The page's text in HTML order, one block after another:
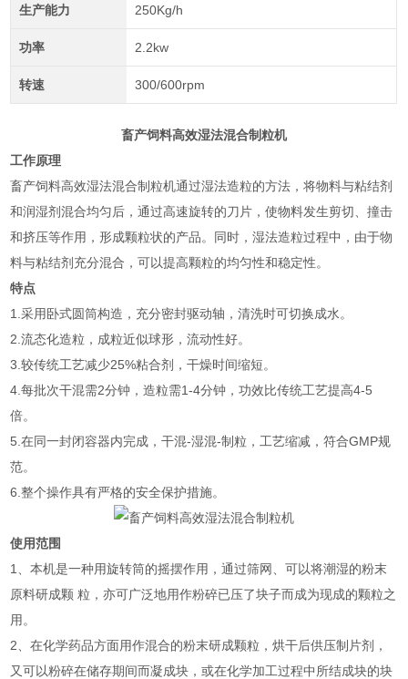
生产能力 250Kg/h
功率 2.2kw
转速 300/600rpm
畜产饲料高效湿法混合制粒机
工作原理
畜产饲料高效湿法混合制粒机通过湿法造粒的方法，将物料与粘结剂
和润湿剂混合均匀后，通过高速旋转的刀片，使物料发生剪切、撞击
和挤压等作用，形成颗粒状的产品。同时，湿法造粒过程中，由于物
料与粘结剂充分混合，可以提高颗粒的均匀性和稳定性。
特点
1.采用卧式圆筒构造，充分密封驱动轴，清洗时可切换成水。
2.流态化造粒，成粒近似球形，流动性好。
3.较传统工艺减少25%粘合剂，干燥时间缩短。
4.每批次干混需2分钟，造粒需1-4分钟，功效比传统工艺提高4-5
倍。
5.在同一封闭容器内完成，干混-湿混-制粒，工艺缩减，符合GMP规
范。
6.整个操作具有严格的安全保护措施。
使用范围
1、本机是一种用旋转筒的摇摆作用，通过筛网、可以将潮湿的粉末
原料研成颗 粒，亦可广泛地用作粉碎已压了块子而成为现成的颗粒之
用。
2、在化学药品方面用作混合的粉末研成颗粒，烘干后供压制片剂，
又可以粉碎在储存期间而凝成块，或在化学加工过程中所结成块的块